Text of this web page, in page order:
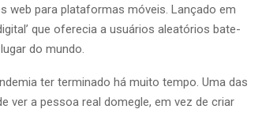
web para plataformas móveis. Lançado em
que oferecia a usuários aleatórios bate-
do mundo.
ter terminado há muito tempo. Uma das
ver a pessoa real domegle, em vez de criar